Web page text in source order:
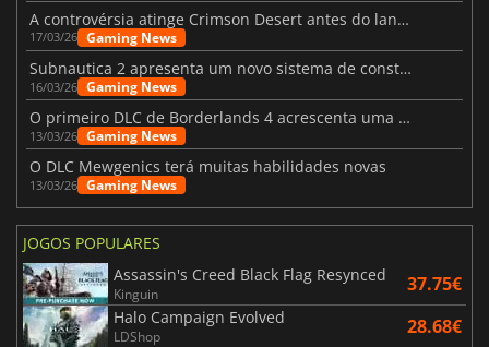
A controvérsia atinge Crimson Desert antes do lançamento
17/03/26 Gaming News
Subnautica 2 apresenta um novo sistema de construção de bases
16/03/26 Gaming News
O primeiro DLC de Borderlands 4 acrescenta uma nova personagem e muito mais
13/03/26 Gaming News
O DLC Mewgenics terá muitas habilidades novas
13/03/26 Gaming News
JOGOS POPULARES
Assassin's Creed Black Flag Resynced
Kinguin 37.75€
Halo Campaign Evolved
LDShop 28.68€